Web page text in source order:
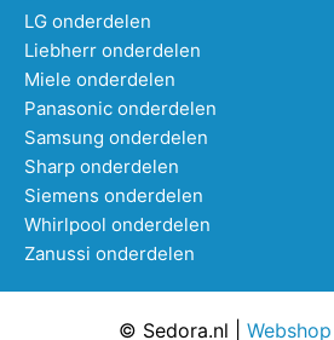
LG onderdelen
Liebherr onderdelen
Miele onderdelen
Panasonic onderdelen
Samsung onderdelen
Sharp onderdelen
Siemens onderdelen
Whirlpool onderdelen
Zanussi onderdelen
© Sedora.nl | Webshop